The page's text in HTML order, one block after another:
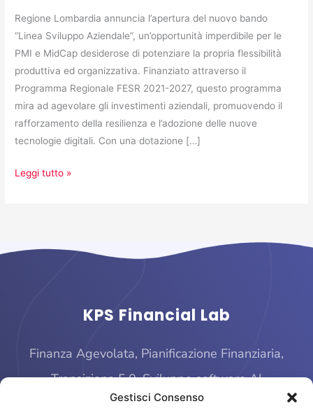
Gestisci Consenso
Regione Lombardia annuncia l’apertura del nuovo bando
“Linea Sviluppo Aziendale“, un’opportunità imperdibile per le
PMI e MidCap desiderose di potenziare la propria flessibilità
produttiva ed organizzativa. Finanziato attraverso il
Programma Regionale FESR 2021-2027, questo programma
mira ad agevolare gli investimenti aziendali, promuovendo il
rafforzamento della resilienza e l’adozione delle nuove
tecnologie digitali. Con una dotazione […]
Leggi tutto »
KPS Financial Lab
Finanza Agevolata, Pianificazione Finanziaria,
Transizione 5.0, Sviluppo software AI